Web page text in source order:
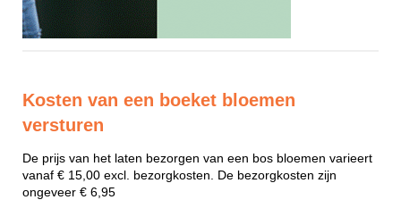
Kosten van een boeket bloemen
versturen
De prijs van het laten bezorgen van een bos bloemen varieert
vanaf € 15,00 excl. bezorgkosten. De bezorgkosten zijn
ongeveer € 6,95